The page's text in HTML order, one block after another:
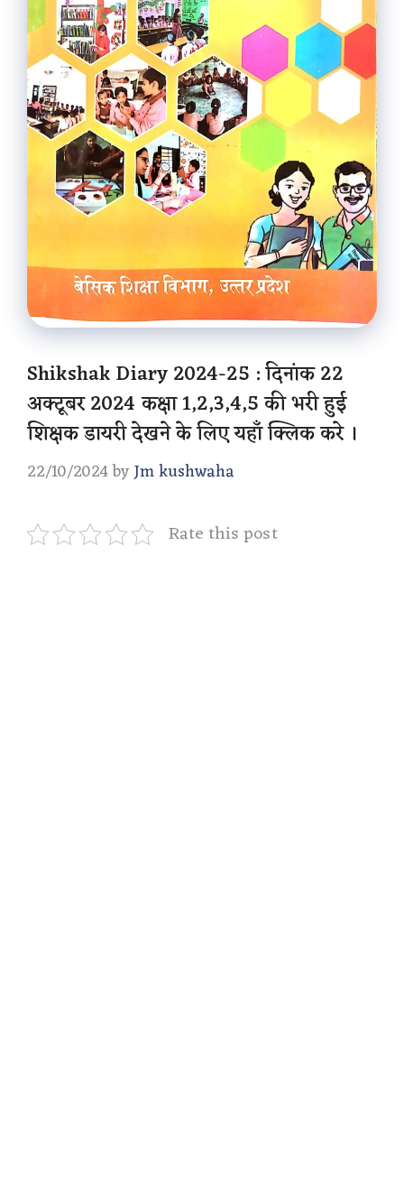
Shikshak Diary 2024-25 : दिनांक 22
अक्टूबर 2024 कक्षा 1,2,3,4,5 की भरी हुई
शिक्षक डायरी देखने के लिए यहाँ क्लिक करे ।
22/10/2024byJm kushwaha
Rate this post